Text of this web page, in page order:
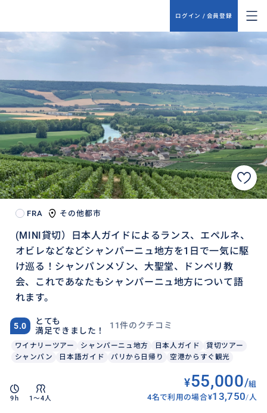
ログイン / 会員登録
FRA その他都市
(MINI貸切）日本人ガイドによるランス、エペルネ、
オビレなどなどシャンパーニュ地方を1日で一気に駆
け巡る！シャンパンメゾン、大聖堂、ドンペリ教
会、これであなたもシャンパーニュ地方について語
れます。
5.0
とても
満足できました！
11件のクチコミ
ワイナリーツアー シャンパーニュ地方 日本人ガイド
貸切ツアー
シャンパン
日本語ガイド パリから日帰り 空港からすぐ観光
9h 1〜4人
¥55,000/組
4名で利用の場合¥13,750/人